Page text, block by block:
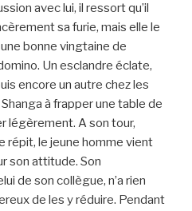
avec lui, il ressort qu’il
sa furie, mais elle le
bonne vingtaine de
Un esclandre éclate,
encore un autre chez les
à frapper une table de
légèrement. A son tour,
répit, le jeune homme vient
son attitude. Son
de son collègue, n’a rien
de les y réduire. Pendant